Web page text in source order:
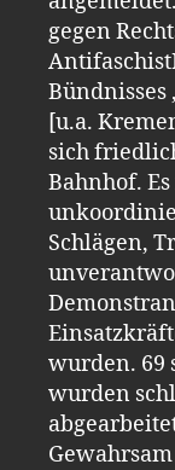
gegen
Bündnisses
[u.a.
sich
Bahnhof.
Schlägen,
wurden. 69
wurden